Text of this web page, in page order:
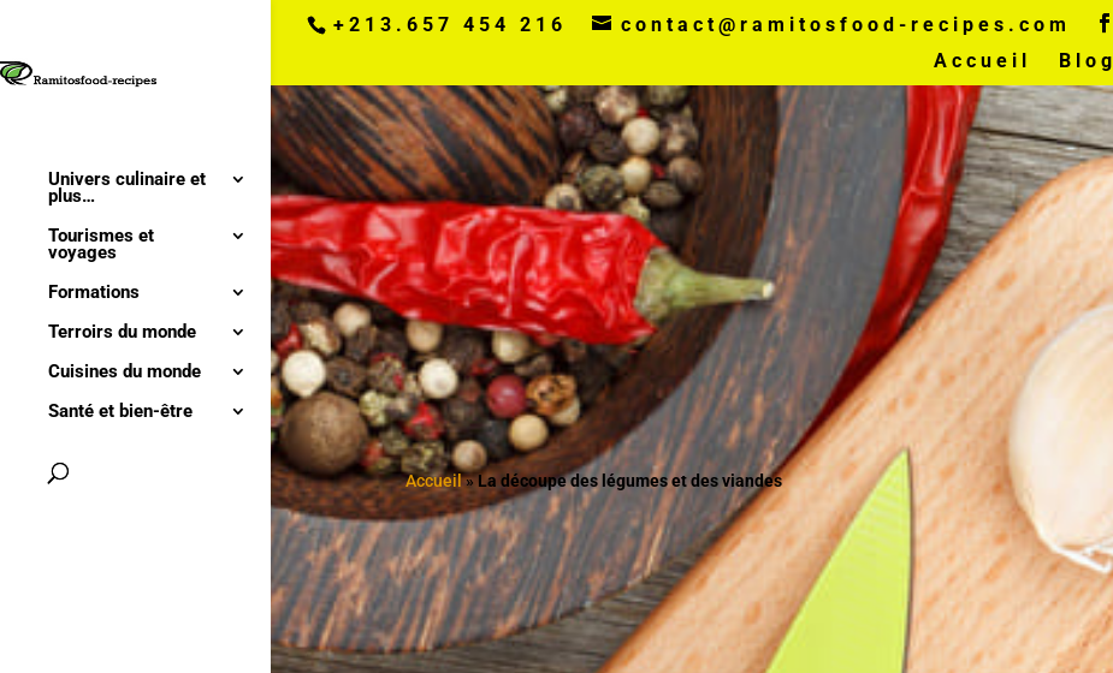
+213.657 454 216
contact@ramitosfood-recipes.com
Accueil
Blog
Univers culinaire et
plus…
Tourismes et
voyages
Formations
Terroirs du monde
Cuisines du monde
Santé et bien-être
Accueil»La découpe des légumes et des viandes